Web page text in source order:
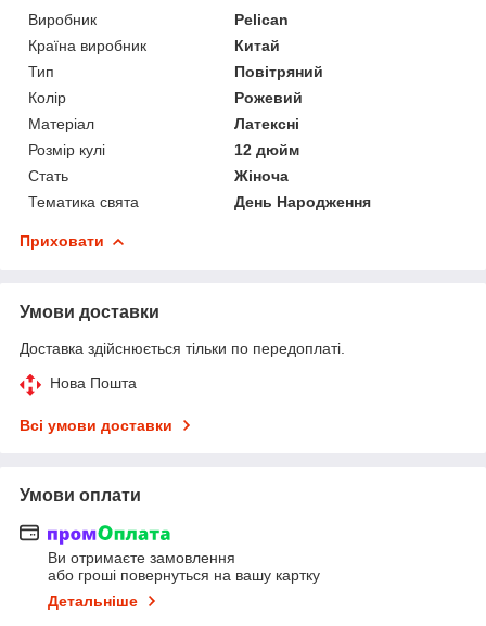
Виробник
Pelican
Країна виробник
Китай
Тип
Повітряний
Колір
Рожевий
Матеріал
Латексні
Розмір кулі
12 дюйм
Стать
Жіноча
Тематика свята
День Народження
Приховати
Умови доставки
Доставка здійснюється тільки по передоплаті.
Нова Пошта
Всі умови доставки
Умови оплати
Ви отримаєте замовлення
або гроші повернуться на вашу картку
Детальніше